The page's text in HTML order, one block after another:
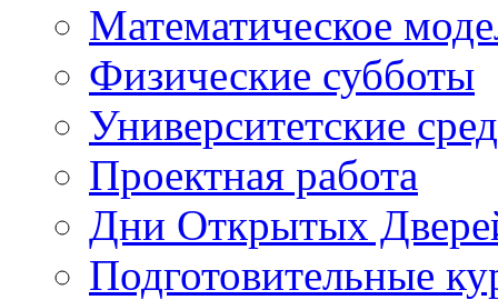
Математическое
Физические субботы
Университетские
Проектная работа
Дни Открытых
Подготовительные